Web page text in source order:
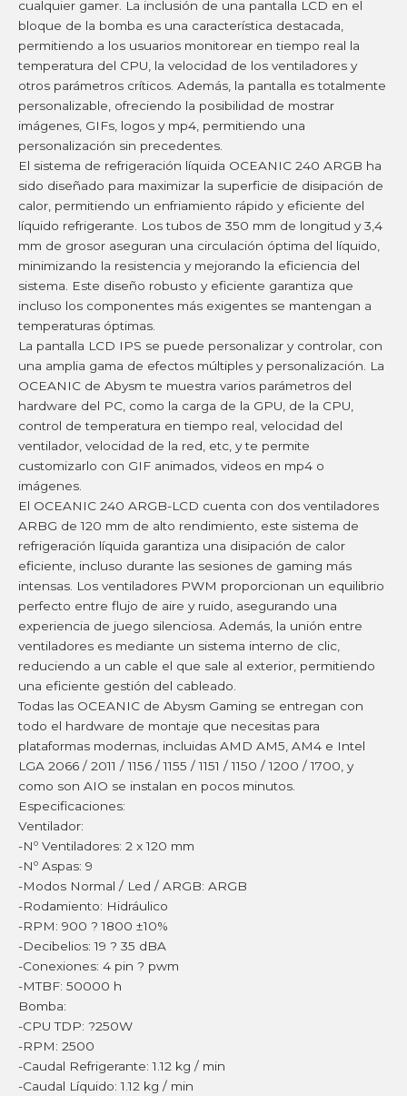
cualquier gamer. La inclusión de una pantalla LCD en el
bloque de la bomba es una característica destacada,
permitiendo a los usuarios monitorear en tiempo real la
temperatura del CPU, la velocidad de los ventiladores y
otros parámetros críticos. Además, la pantalla es totalmente
personalizable, ofreciendo la posibilidad de mostrar
imágenes, GIFs, logos y mp4, permitiendo una
personalización sin precedentes.
El sistema de refrigeración líquida OCEANIC 240 ARGB ha
sido diseñado para maximizar la superficie de disipación de
calor, permitiendo un enfriamiento rápido y eficiente del
líquido refrigerante. Los tubos de 350 mm de longitud y 3,4
mm de grosor aseguran una circulación óptima del líquido,
minimizando la resistencia y mejorando la eficiencia del
sistema. Este diseño robusto y eficiente garantiza que
incluso los componentes más exigentes se mantengan a
temperaturas óptimas.
La pantalla LCD IPS se puede personalizar y controlar, con
una amplia gama de efectos múltiples y personalización. La
OCEANIC de Abysm te muestra varios parámetros del
hardware del PC, como la carga de la GPU, de la CPU,
control de temperatura en tiempo real, velocidad del
ventilador, velocidad de la red, etc, y te permite
customizarlo con GIF animados, videos en mp4 o
imágenes.
El OCEANIC 240 ARGB-LCD cuenta con dos ventiladores
ARBG de 120 mm de alto rendimiento, este sistema de
refrigeración líquida garantiza una disipación de calor
eficiente, incluso durante las sesiones de gaming más
intensas. Los ventiladores PWM proporcionan un equilibrio
perfecto entre flujo de aire y ruido, asegurando una
experiencia de juego silenciosa. Además, la unión entre
ventiladores es mediante un sistema interno de clic,
reduciendo a un cable el que sale al exterior, permitiendo
una eficiente gestión del cableado.
Todas las OCEANIC de Abysm Gaming se entregan con
todo el hardware de montaje que necesitas para
plataformas modernas, incluidas AMD AM5, AM4 e Intel
LGA 2066 / 2011 / 1156 / 1155 / 1151 / 1150 / 1200 / 1700, y
como son AIO se instalan en pocos minutos.
Especificaciones:
Ventilador:
-Nº Ventiladores: 2 x 120 mm
-Nº Aspas: 9
-Modos Normal / Led / ARGB: ARGB
-Rodamiento: Hidráulico
-RPM: 900 ? 1800 ±10%
-Decibelios: 19 ? 35 dBA
-Conexiones: 4 pin ? pwm
-MTBF: 50000 h
Bomba:
-CPU TDP: ?250W
-RPM: 2500
-Caudal Refrigerante: 1.12 kg / min
-Caudal Líquido: 1.12 kg / min